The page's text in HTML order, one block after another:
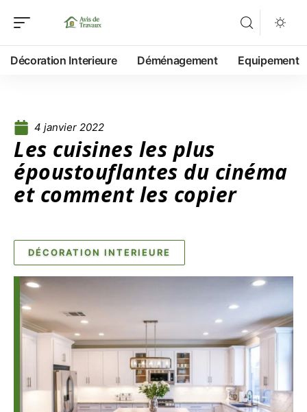
Décoration Interieure Déménagement Equipement
4 janvier 2022
Les cuisines les plus
époustouflantes du cinéma
et comment les copier
DÉCORATION INTERIEURE